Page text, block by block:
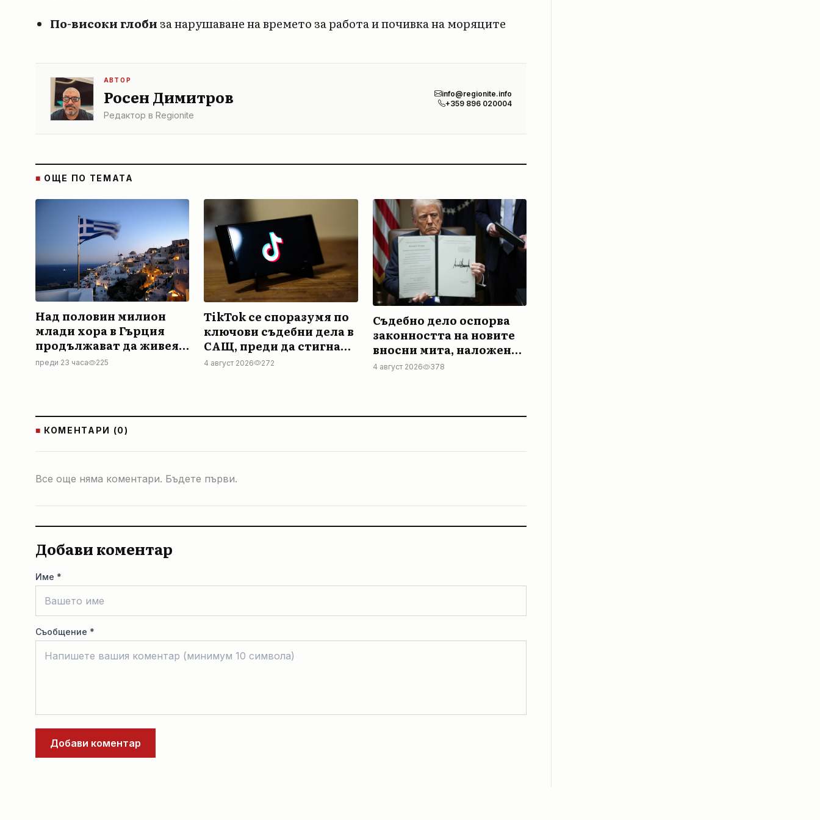
По-високи глоби за нарушаване на времето за работа и почивка на моряците
АВТОР
Росен Димитров
Редактор в Regionite
info@regionite.info
+359 896 020004
■ ОЩЕ ПО ТЕМАТА
Над половин милион
млади хора в Гърция
продължават да живеят
с родителите си
преди 23 часа 225
TikTok се споразумя по
ключови съдебни дела в
САЩ, преди да стигнат
до жури
4 август 2026 272
Съдебно дело оспорва
законността на новите
вносни мита, наложени
от Доналд Тръмп
4 август 2026 378
■ КОМЕНТАРИ (0)
Все още няма коментари. Бъдете първи.
Добави коментар
Име *
Съобщение *
Добави коментар